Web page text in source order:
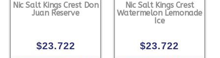
Nic Salt Kings Crest Don
Juan Reserve
$23.722
Nic Salt Kings Crest
Watermelon Lemonade
Ice
$23.722